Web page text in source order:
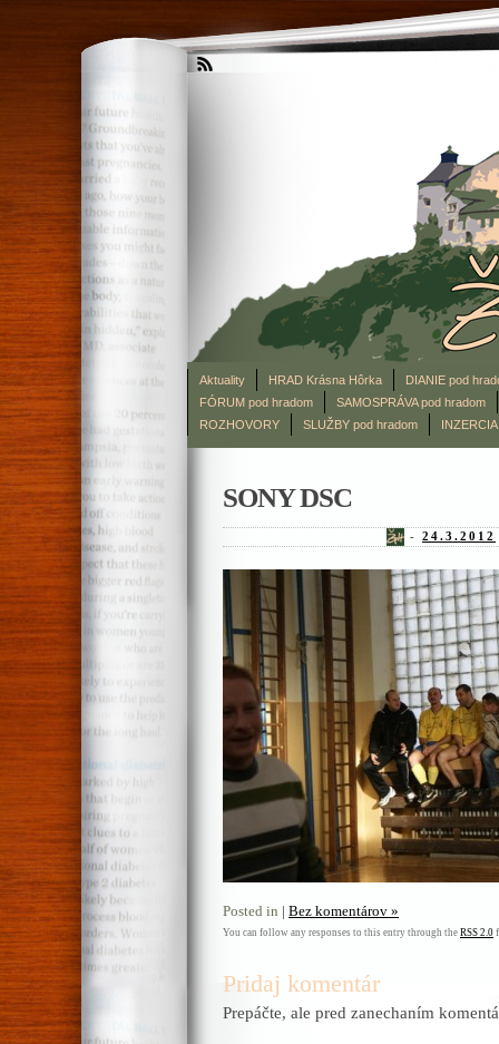
Aktuality HRAD Krásna Hôrka
DIANIE pod
FÓRUM pod hradom
SAMOSPRÁVA pod hradom
ROZHOVORY
SLUŽBY pod hradom
SONY DSC
- 24.3.2012
Posted in | Bez komentárov »
You can follow any responses to this entry through the RSS 2.0
Pridaj komentár
Prepáčte, ale pred zanechaním